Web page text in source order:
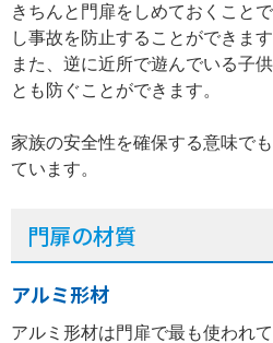
きちんと門扉をしめておくこと
し事故を防止することができます
また、逆に近所で遊んでいる子
とも防ぐことができます。
家族の安全性を確保する意味で
ています。
門扉の材質
アルミ形材
アルミ形材は門扉で最も使われて